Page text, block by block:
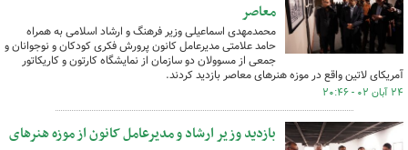
معاصر
محمدمهدی اسماعیلی وزیر فرهنگ و ارشاد اسلامی به همراه
حامد علامتی مدیرعامل کانون پرورش ‌فکری کودکان و نوجوانان و
جمعی از مسوولان دو سازمان از نمایشگاه کارتون و کاریکاتور
آمریکای لاتین واقع در موزه هنرهای معاصر بازدید کردند.
۲۴ آبان ۰۲ - ۲۰:۴۶
بازدید وزیر ارشاد و مدیرعامل کانون از موزه هنرهای